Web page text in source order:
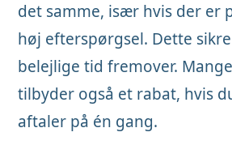
det samme, især hvis der er
høj efterspørgsel. Dette
belejlige tid fremover.
tilbyder også et rabat, hvis
aftaler på én gang.